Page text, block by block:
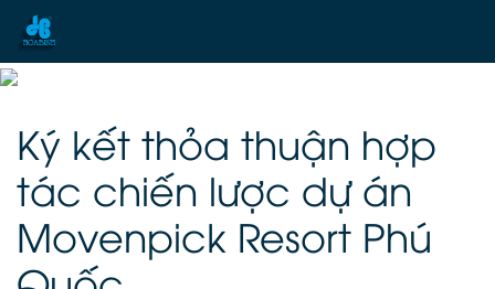
Ký kết thỏa thuận hợp
tác chiến lược dự án
Movenpick Resort Phú